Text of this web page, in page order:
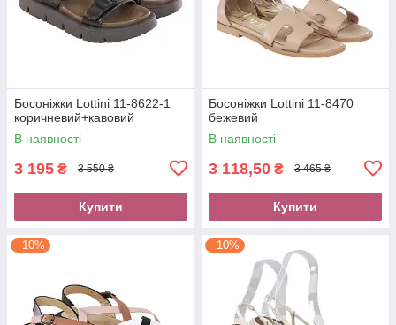
Босоніжки Lottini 11-8622-1
коричневий+кавовий
В наявності
3 195 ₴ 3 550 ₴
Купити
Босоніжки Lottini 11-8470
бежевий
В наявності
3 118,50 ₴ 3 465 ₴
Купити
–10% –10%